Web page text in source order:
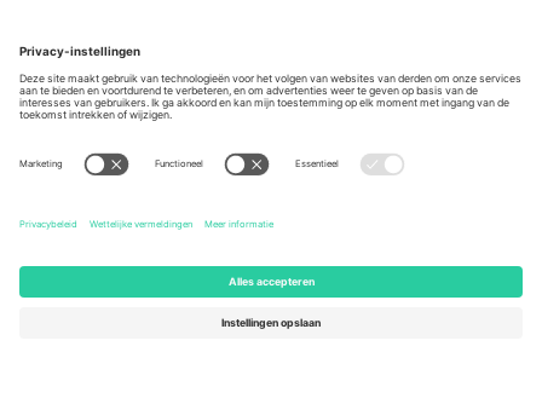
Unter den Linden 24, 10117
Berlin, Germany
167 City Road, London, Greater
131 Continental Dr, Suite 305,
Newark, Delaware 19713, United
Engelberg, Switzerland